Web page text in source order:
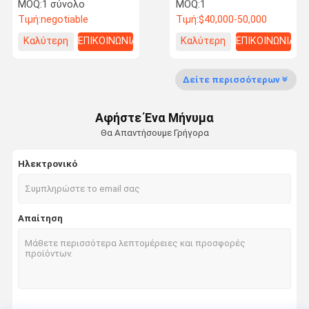
Δίχτυ του ψαρέματος που κατασκευάζει τη μηχανή
Καθαρή μηχανή παραγωγής σκιάς
Γεωργική μηχανή αλιείας με δίχτυα
Πλέκοντας μηχανή στρεβλώσεων Raschel
Μηχανή διχτυού ασφαλείας
Καθαρή μηχανή τσαντών
MOQ:1
Τιμή:$40,000-50,000
Καλύτερη
ΕΠΙΚΟΙΝΩΝΙΑ
διχτυών
MOQ:1 σύνολο
Τιμή:negotiable
Καλύτερη
ΕΠΙΚΟΙΝΩΝΙΑ
Δείτε περισσότερων
Αφήστε Ένα Μήνυμα
Θα Απαντήσουμε Γρήγορα
Ηλεκτρονικό
Απαίτηση